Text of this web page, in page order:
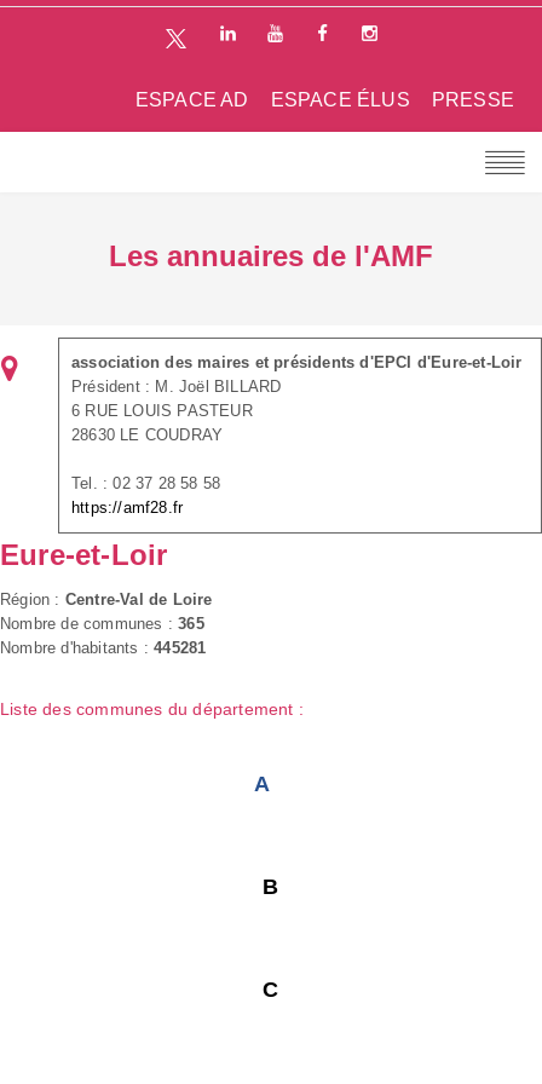
PRESSE
ESPACE ÉLUS
ESPACE AD
Les annuaires de l'AMF
association des maires et présidents d'EPCI d'Eure-et-Loir
Président : M. Joël BILLARD
6 RUE LOUIS PASTEUR
28630 LE COUDRAY
Tel. : 02 37 28 58 58
https://amf28.fr
Eure-et-Loir
Région : Centre-Val de Loire
Nombre de communes :365
Nombre d'habitants :445281
Liste des communes du département :
A
B
C